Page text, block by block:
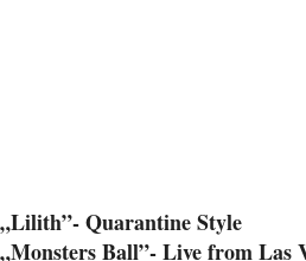
„Lilith”- Quarantine Style
„Monsters Ball”- Live from Las